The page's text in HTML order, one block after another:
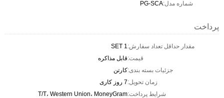
شماره مدل:PG-SCA
پرداخت
مقدار حداقل تعداد سفارش:1 SET
قیمت:قابل مذاکره
جزئیات بسته بندی:کارتن
زمان تحویل:7 روز کاری
شرایط پرداخت:T/T، Western Union، MoneyGram